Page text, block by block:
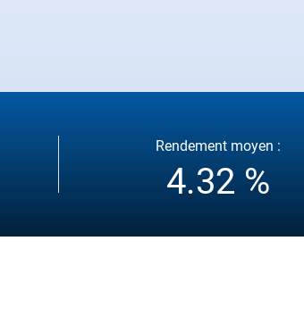
Rendement moyen :
4.32 %